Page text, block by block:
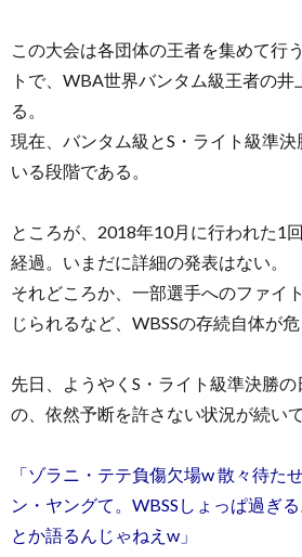
この大会は各団体の王者を集めて行
トで、WBA世界バンタム級王者の
る。
現在、バンタム級とS・ライト級準
いる段階である。
ところが、2018年10月に行われた1
経過。いまだに詳細の発表はない。
それどころか、一部選手へのファイ
じられるなど、WBSSの存続自体が危
先日、ようやくS・ライト級準決勝
の、依然予断を許さない状況が続いて
「ゾラニ・テテ負傷欠場w 散々待た
ン・ヤングて。WBSSしょっぱ過ぎ
とか語るんじゃねえw」